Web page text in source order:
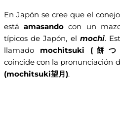
En Japón se cree que el
estáamasando con un
típicos de Japón, el mochi.
llamado mochitsuki ( 餅つ
coincide con la pronunciación
(mochitsuki望月 ).